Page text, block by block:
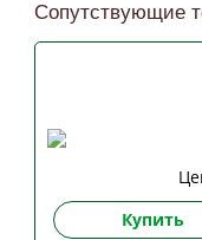
Сопутствующие
Купить